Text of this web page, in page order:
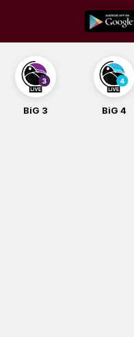
content
BiG 3 BiG 4